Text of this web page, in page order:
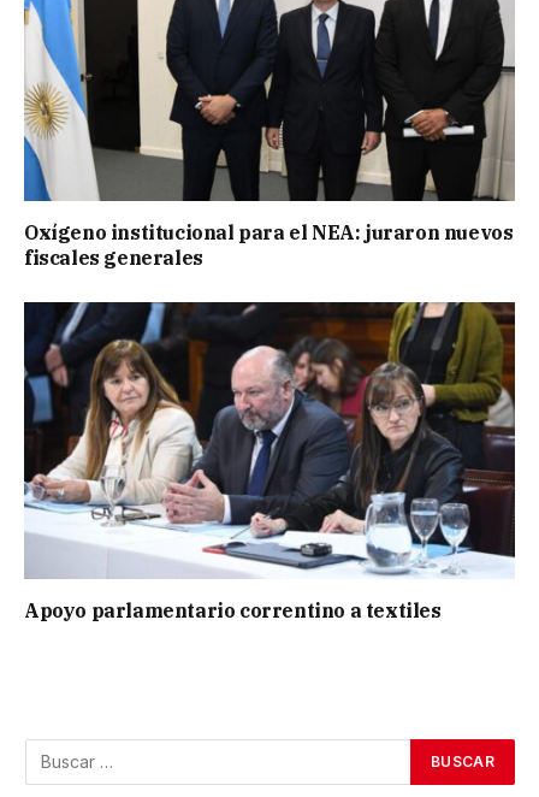
Oxígeno institucional para el NEA: juraron nuevos
fiscales generales
Apoyo parlamentario correntino a textiles